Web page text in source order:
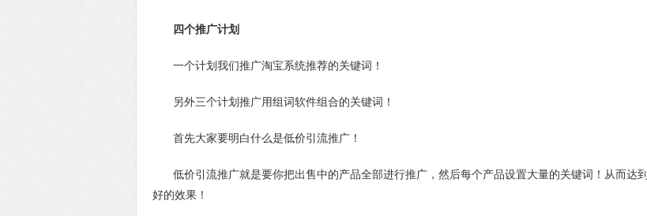
四个推广计划
一个计划我们推广淘宝系统推荐的关键词！
另外三个计划推广用组词软件组合的关键词！
首先大家要明白什么是低价引流推广！
低价引流推广就是要你把出售中的产品全部进行推广，然后每个产品设置大量的关键词！从而达到
好的效果！